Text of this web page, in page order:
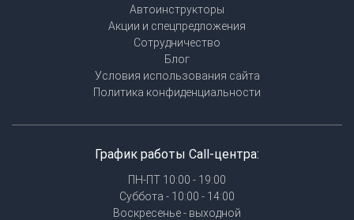
Автоинструкторы
Акции и спецпредложения
Сотрудничество
Блог
Условия использования сайта
Политика конфиденциальности
График работы Call-центра:
ПН-ПТ 10:00 - 19:00
Суббота - 10:00 - 14:00
Воскресенье - выходной